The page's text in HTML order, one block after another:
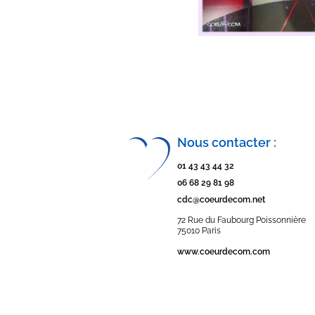
Nous contacter :
01 43 43 44 32
06 68 29 81 98
cdc@coeurdecom.net
72 Rue du Faubourg Poissonnière
75010 Paris
www.coeurdecom.com